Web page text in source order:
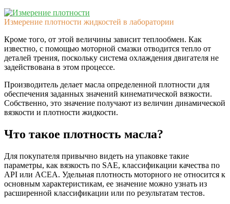
Измерение плотности жидкостей в лаборатории
Кроме того, от этой величины зависит теплообмен. Как
известно, с помощью моторной смазки отводится тепло от
деталей трения, поскольку система охлаждения двигателя не
задействована в этом процессе.
Производитель делает масла определенной плотности для
обеспечения заданных значений кинематической вязкости.
Собственно, это значение получают из величин динамической
вязкости и плотности жидкости.
Что такое плотность масла?
Для покупателя привычно видеть на упаковке такие
параметры, как вязкость по SAE, классификации качества по
API или ACEA. Удельная плотность моторного не относится к
основным характеристикам, ее значение можно узнать из
расширенной классификации или по результатам тестов.